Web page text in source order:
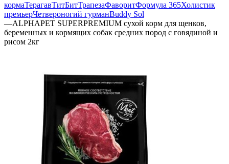
кормаТерагавТитБитТрапезаФаворитФормула 365Холистик
премьерЧетвероногий гурманBuddy Sol
—ALPHAPET SUPERPREMIUM сухой корм для щенков,
беременных и кормящих собак средних пород с говядиной и
рисом 2кг